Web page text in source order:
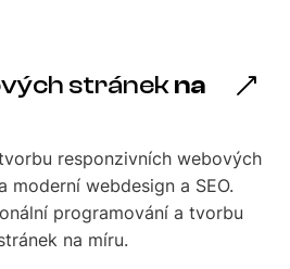
stránekna
responzivních webových
moderní webdesign a SEO.
programování a tvorbu
na míru.